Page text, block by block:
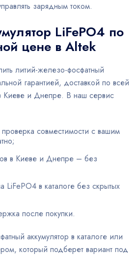
зарядным током.
LiFePO4 по
цене в Altek
литий-железо-фосфатный
гарантией, доставкой по всей
Киеве и Днепре. В наш сервис
совместимости с вашим
в Киеве и Днепре – без
LiFePO4 в каталоге без скрытых
после покупки.
аккумулятор в каталоге или
который подберет вариант под